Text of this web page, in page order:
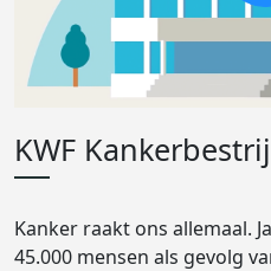
KWF
Kanker raakt ons allemaal.
45.000 mensen als gevolg